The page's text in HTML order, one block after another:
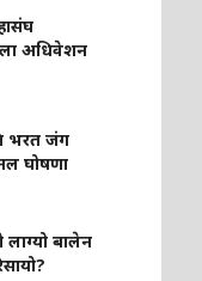
अधिवेशन
भरत जंग
घोषणा
लाग्यो बालेन